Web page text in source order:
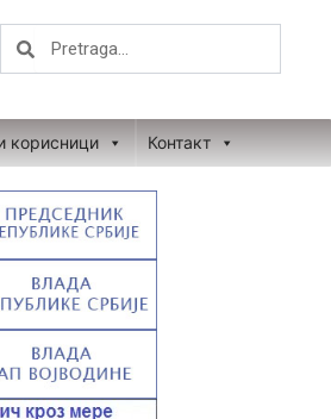
Search
корисници Контакт